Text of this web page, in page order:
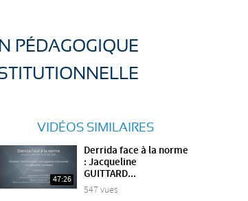
PÉDAGOGIQUE
VIDÉOS SIMILAIRES
47:26
Derrida face à la norme
: Jacqueline
GUITTARD...
547 vues